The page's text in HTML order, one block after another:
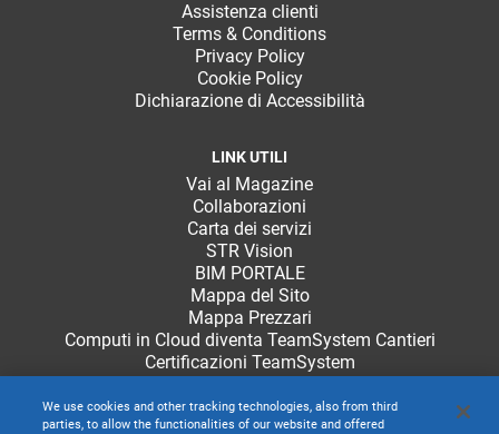
Assistenza clienti
Terms & Conditions
Privacy Policy
Cookie Policy
Dichiarazione di Accessibilità
LINK UTILI
Vai al Magazine
Collaborazioni
Carta dei servizi
STR Vision
BIM PORTALE
Mappa del Sito
Mappa Prezzari
Computi in Cloud diventa TeamSystem Cantieri
Certificazioni TeamSystem
We use cookies and other tracking technologies, also from third
parties, to allow the functionalities of our website and offered